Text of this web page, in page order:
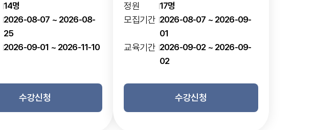
14명
2026-08-07 ~ 2026-08-
25
2026-09-01 ~ 2026-11-10
수강신청
정원 17명
모집기간 2026-08-07 ~ 2026-09-
01
교육기간 2026-09-02 ~ 2026-09-
02
수강신청